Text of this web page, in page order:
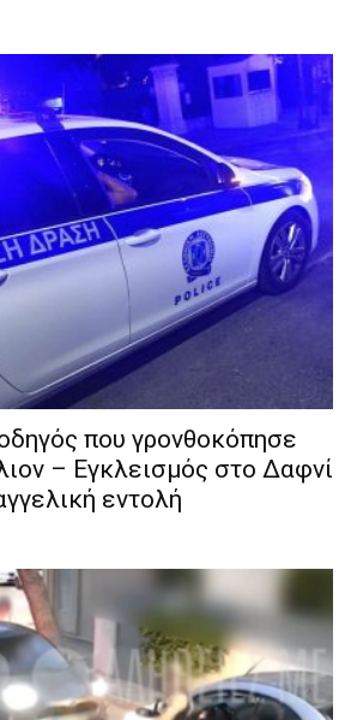
που γρονθοκόπησε
– Εγκλεισμός στο Δαφνί
εντολή